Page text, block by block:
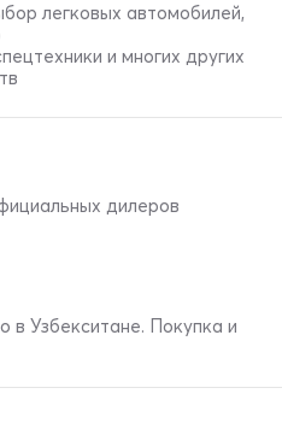
легковых автомобилей,
и многих других
дилеров
в Узбекситане. Покупка и